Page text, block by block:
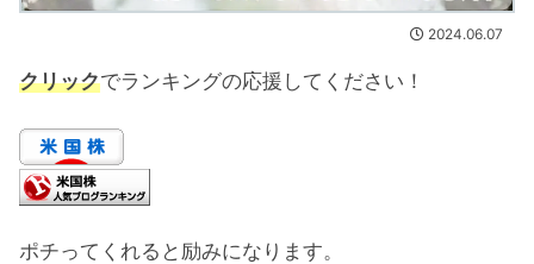
2024.06.07
クリックでランキングの応援してください！
ポチってくれると励みになります。